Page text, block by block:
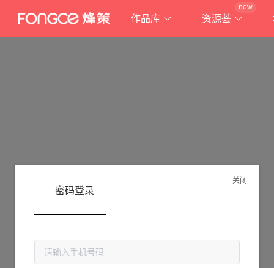
作品库 资源荟
new
抱歉!
关闭
密码登录